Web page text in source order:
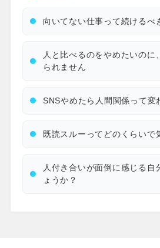
向いてない仕事って続けるべ
人と比べるのをやめたいのに
られません
SNSやめたら人間関係って変
既読スルーってどのくらいで
人付き合いが面倒に感じる自
ょうか？